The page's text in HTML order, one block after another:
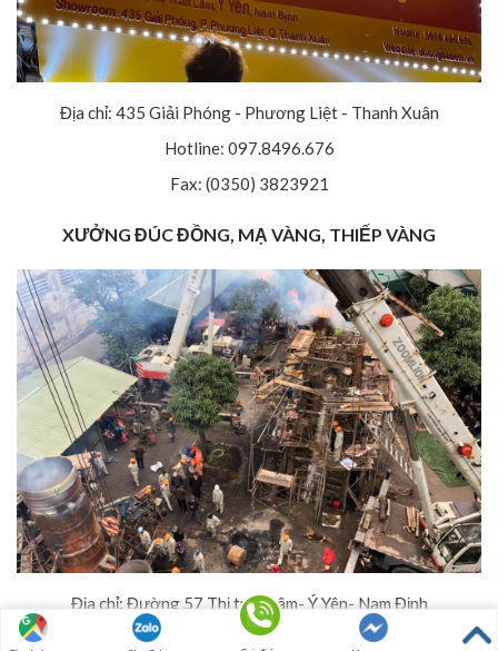
Địa chỉ: 435 Giải Phóng - Phương Liệt - Thanh Xuân
Hotline: 097.8496.676
Fax: (0350) 3823921
XƯỞNG ĐÚC ĐỒNG, MẠ VÀNG, THIẾP VÀNG
Địa chỉ: Đường 57 Thị trấn Lâm- Ý Yên- Nam Định
Hotline: 097.8496.676